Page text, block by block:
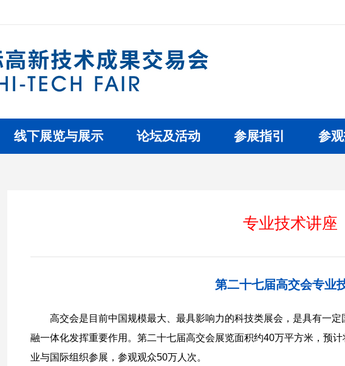
线下展览与展示 论坛及活动 参展指引 参
专业技术讲座
第二十七届高交会专业
高交会是目前中国规模最大、最具影响力的科技类展会，是具有一
融一体化发挥重要作用。第二十七届高交会展览面积约40万平方米，预
业与国际组织参展，参观观众50万人次。